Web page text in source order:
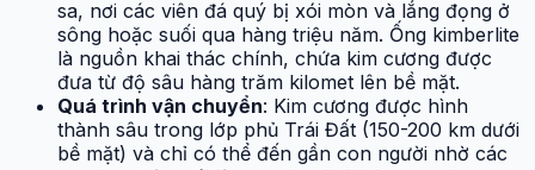
sa, nơi các viên đá quý bị xói mòn và lắng đọng ở
sông hoặc suối qua hàng triệu năm. Ống kimberlite
là nguồn khai thác chính, chứa kim cương được
đưa từ độ sâu hàng trăm kilomet lên bề mặt.
Quá trình vận chuyển: Kim cương được hình
thành sâu trong lớp phủ Trái Đất (150-200 km dưới
bề mặt) và chỉ có thể đến gần con người nhờ các